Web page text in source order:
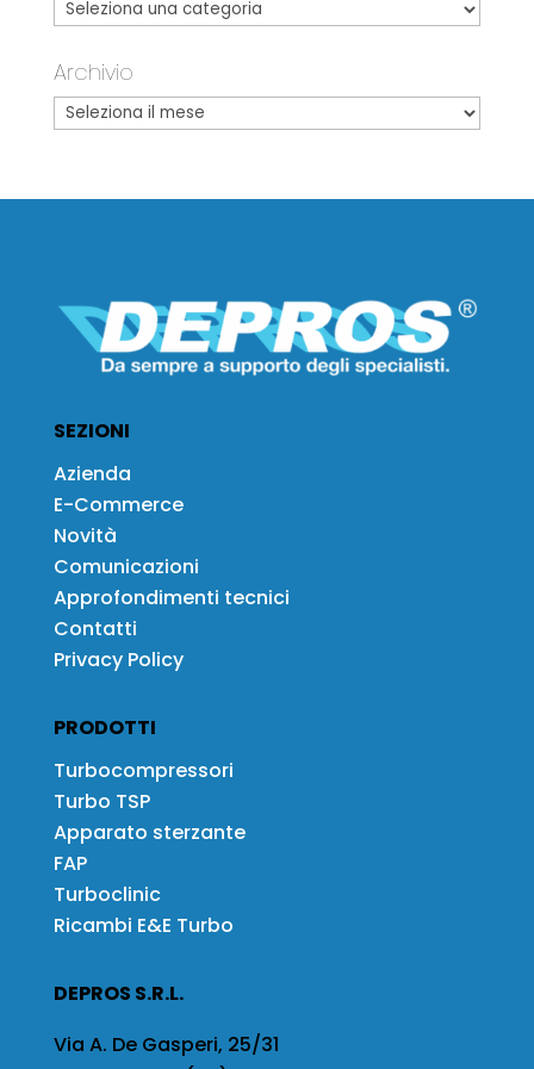
Archivio
SEZIONI
Azienda
E-Commerce
Novità
Comunicazioni
Approfondimenti tecnici
Contatti
Privacy Policy
PRODOTTI
Turbocompressori
Turbo TSP
Apparato sterzante
FAP
Turboclinic
Ricambi E&E Turbo
DEPROS S.R.L.
Via A. De Gasperi, 25/31